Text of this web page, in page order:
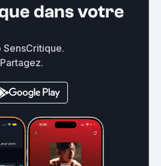
dans votre
SensCritique.